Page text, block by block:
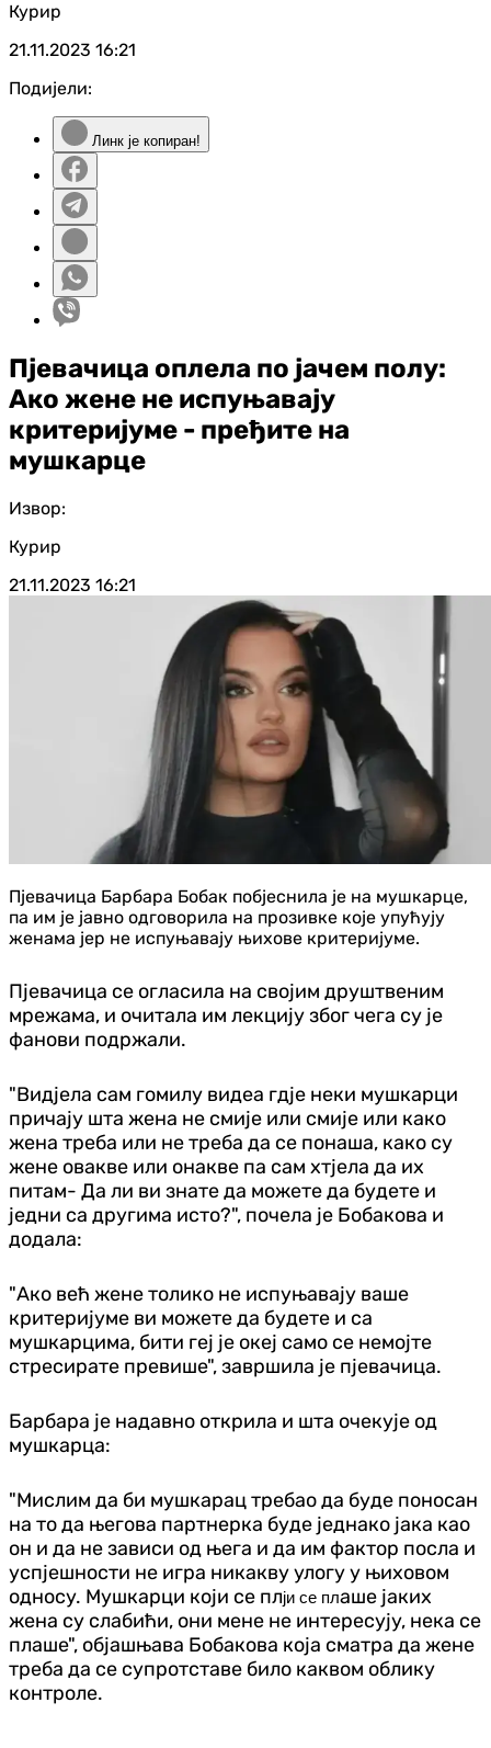
Курир
21.11.2023 16:21
Подијели:
Линк је копиран!
Пјевачица оплела по јачем полу:
Ако жене не испуњавају
критеријуме - пређите на
мушкарце
Извор:
Курир
21.11.2023 16:21
Пјевачица Барбара Бобак побјеснила је на мушкарце,
па им је јавно одговорила на прозивке које упућују
женама јер не испуњавају њихове критеријуме.
Пјевачица се огласила на својим друштвеним
мрежама, и очитала им лекцију због чега су је
фанови подржали.
"Видјела сам гомилу видеа гдје неки мушкарци
причају шта жена не смије или смије или како
жена треба или не треба да се понаша, како су
жене овакве или онакве па сам хтјела да их
питам- Да ли ви знате да можете да будете и
једни са другима исто?", почела је Бобакова и
додала:
"Ако већ жене толико не испуњавају ваше
критеријуме ви можете да будете и са
мушкарцима, бити геј је океј само се немојте
стресирате превише", завршила је пјевачица.
Барбара је надавно открила и шта очекује од
мушкарца:
"Мислим да би мушкарац требао да буде поносан
на то да његова партнерка буде једнако јака као
он и да не зависи од њега и да им фактор посла и
успјешности не игра никакву улогу у њиховом
односу. Мушкарци који се плји се плаше јаких
жена су слабићи, они мене не интересују, нека се
плаше", објашњава Бобакова која сматра да жене
треба да се супротставе било каквом облику
контроле.